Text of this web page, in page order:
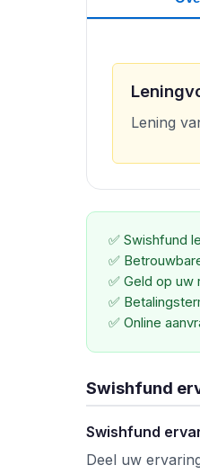
Lening
✅ Swishfund
✅
✅ Geld op uw
✅
✅ Online
Swishfund
Swishfund
Deel uw